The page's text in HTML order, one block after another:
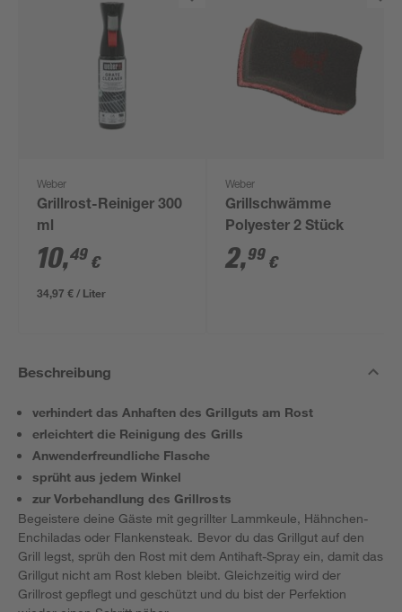
Weber
Grillrost-Reiniger 300
ml
10,49 €
34,97 € / Liter
Weber
Grillschwämme
Polyester 2 Stück
2,99 €
Beschreibung
verhindert das Anhaften des Grillguts am Rost
erleichtert die Reinigung des Grills
Anwenderfreundliche Flasche
sprüht aus jedem Winkel
zur Vorbehandlung des Grillrosts
Begeistere deine Gäste mit gegrillter Lammkeule, Hähnchen-
Enchiladas oder Flankensteak. Bevor du das Grillgut auf den
Grill legst, sprüh den Rost mit dem Antihaft-Spray ein, damit das
Grillgut nicht am Rost kleben bleibt. Gleichzeitig wird der
Grillrost gepflegt und geschützt und du bist der Perfektion